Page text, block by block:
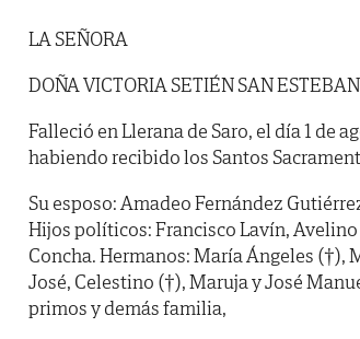
LA SEÑORA
DOÑA VICTORIA SETIÉN SAN ESTEBAN
Falleció en Llerana de Saro, el día 1 de
habiendo recibido los Santos
Su esposo: Amadeo Fernández
Hijos políticos: Francisco Lavín,
Concha. Hermanos: María Ángeles (†),
José, Celestino (†), Maruja y José
primos y demás familia,